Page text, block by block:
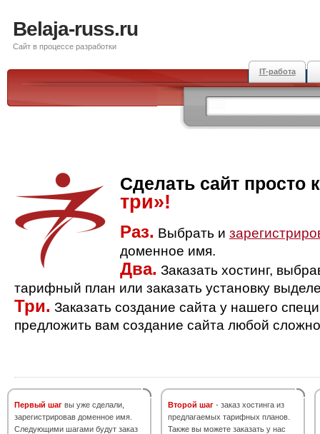
Belaja-russ.ru
Сайт в процессе разработки
IT-работа
Сделать сайт просто
три»!
Раз. Выбрать и
доменное имя.
Два. Заказать хостинг,
тарифный план или заказать установку
Три. Заказать создание сайта у нашего
предложить вам создание сайта любой
Первый шаг вы уже сделали,
зарегистрировав доменное имя.
Следующими шагами будут заказ
Второй шаг - заказ хостинга из
предлагаемых тарифных планов.
Также вы можете заказать у нас